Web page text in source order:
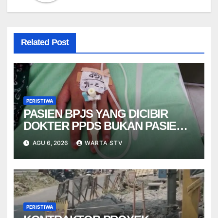
Related Post
PERISTIWA
PASIEN BPJS YANG DICIBIR
DOKTER PPDS BUKAN PASIEN
RSUP DR. SARDJITO
AGU 6, 2026 WARTA STV
PERISTIWA